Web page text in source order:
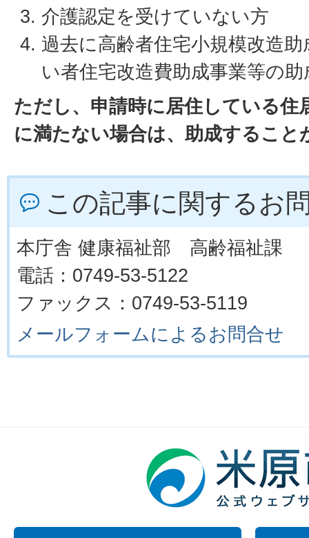
介護認定を受けていない方
過去に高齢者住宅小規模改造
い者住宅改造費助成事業等の
ただし、申請時に居住している住
に満たない場合は、助成すること
この記事に関するお
本庁舎 健康福祉部 高齢福祉課
電話：0749-53-5122
ファックス：0749-53-5119
メールフォームによるお問合せ